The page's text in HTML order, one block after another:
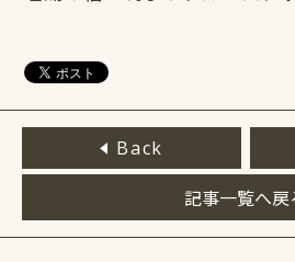
Back
記事一覧へ戻